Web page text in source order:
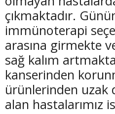
çıkmaktadır.
immünoterapi
arasına girmekte
sağ kalım
kanserinden
ürünlerinden uzak
alan hastalarımız